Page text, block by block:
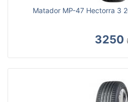
Matador MP-47 Hectorra 3
3250